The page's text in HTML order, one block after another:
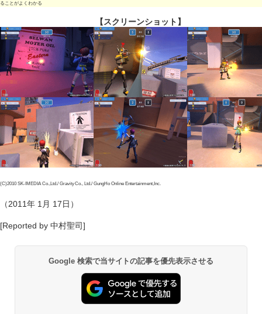
ることがよくわかる
【スクリーンショット】
(C)2010 SK-IMEDIA Co.,Ltd./ Gravity Co., Ltd./ GungHo Online Entertainment,Inc.
（2011年 1月 17日）
[Reported by 中村聖司]
Google 検索で当サイトの記事を優先表示させる